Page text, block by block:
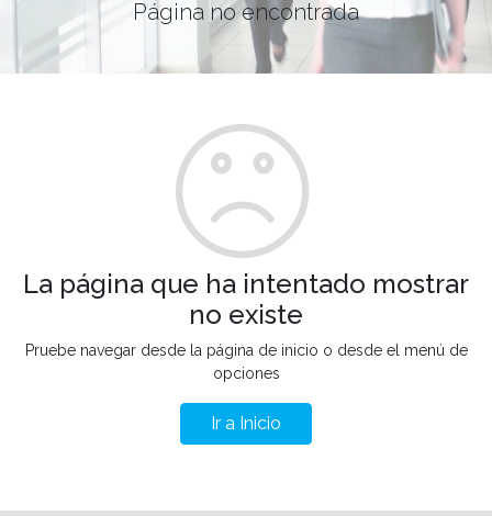
Página no encontrada
La página que ha intentado mostrar
no existe
Pruebe navegar desde la página de inicio o desde el menú de
opciones
Ir a Inicio